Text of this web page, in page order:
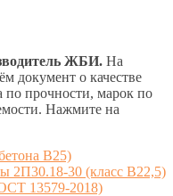
ЖБИ. На
документ о качестве
по прочности, марок по
Нажмите на